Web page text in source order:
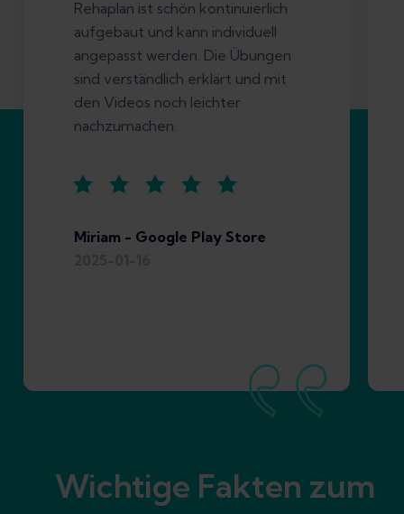
Rehaplan ist schön kontinuierlich
aufgebaut und kann individuell
angepasst werden. Die Übungen
sind verständlich erklärt und mit
den Videos noch leichter
nachzumachen.
Miriam - Google Play Store
Wichtige Fakten zum